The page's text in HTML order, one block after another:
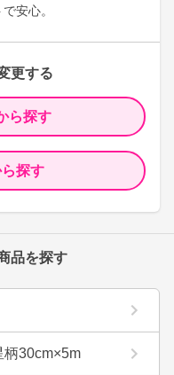
安心。
更する
ら探す
探す
品を探す
柄30cm×5m